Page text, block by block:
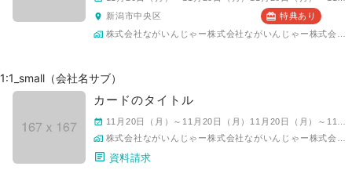
新潟市中央区
特典あり
1:1_small（会社名サブ）
カードのタイトル
資料請求